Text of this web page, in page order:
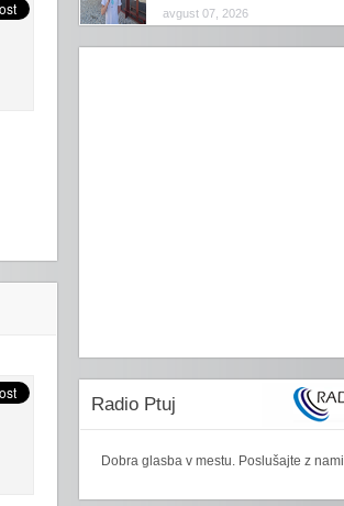
avgust 07, 2026
Radio Ptuj
Dobra glasba v mestu. Poslušajte z nami